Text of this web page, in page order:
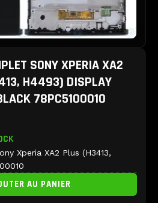
SONY XPERIA XA2
H4493) DISPLAY
78PC5100010
Xperia XA2 Plus (H3413,
AU PANIER